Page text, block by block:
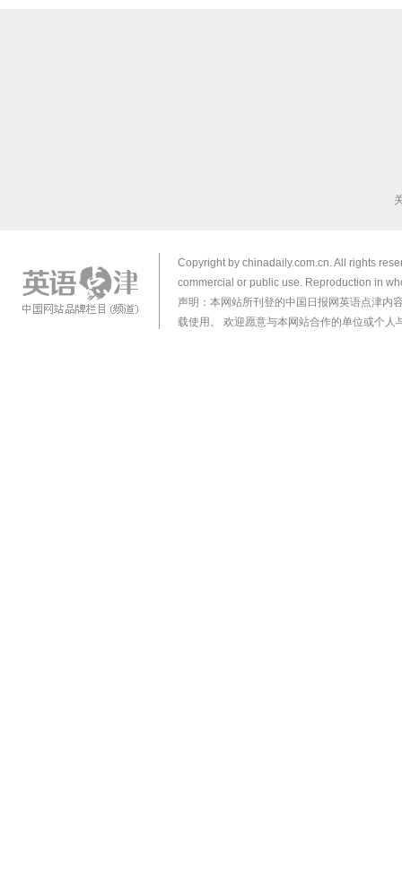
Copyright by chinadaily.com.cn. All rights
commercial or public use. Reproduction in
声明：本网站所刊登的中国日报网英语点津内
载使用。 欢迎愿意与本网站合作的单位或个人